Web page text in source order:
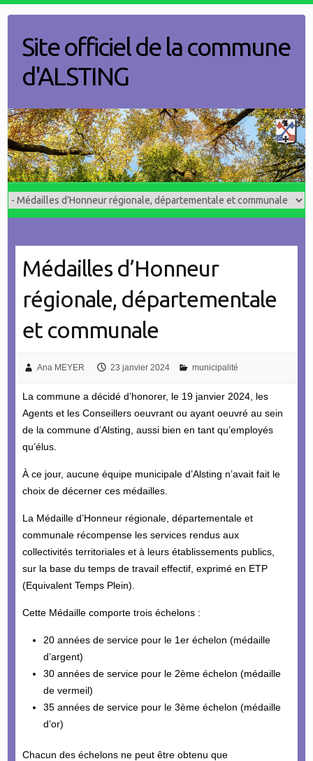
contentSite officiel de la commune
d'ALSTING
Médailles d’Honneur
régionale, départementale
et communale
Ana MEYER 23 janvier 2024 municipalité
La commune a décidé d’honorer, le 19 janvier 2024, les
Agents et les Conseillers oeuvrant ou ayant oeuvré au sein
de la commune d’Alsting, aussi bien en tant qu’employés
qu’élus.
À ce jour, aucune équipe municipale d’Alsting n’avait fait le
choix de décerner ces médailles.
La Médaille d’Honneur régionale, départementale et
communale récompense les services rendus aux
collectivités territoriales et à leurs établissements publics,
sur la base du temps de travail effectif, exprimé en ETP
(Equivalent Temps Plein).
Cette Médaille comporte trois échelons :
20 années de service pour le 1er échelon (médaille
d’argent)
30 années de service pour le 2ème échelon (médaille
de vermeil)
35 années de service pour le 3ème échelon (médaille
d’or)
Chacun des échelons ne peut être obtenu que